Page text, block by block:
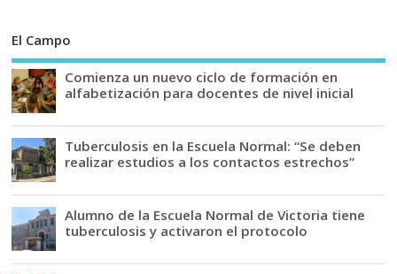
El Campo
Comienza un nuevo ciclo de formación en
alfabetización para docentes de nivel inicial
Tuberculosis en la Escuela Normal: “Se deben
realizar estudios a los contactos estrechos”
Alumno de la Escuela Normal de Victoria tiene
tuberculosis y activaron el protocolo